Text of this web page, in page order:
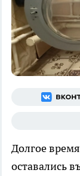
Долгое
оставались